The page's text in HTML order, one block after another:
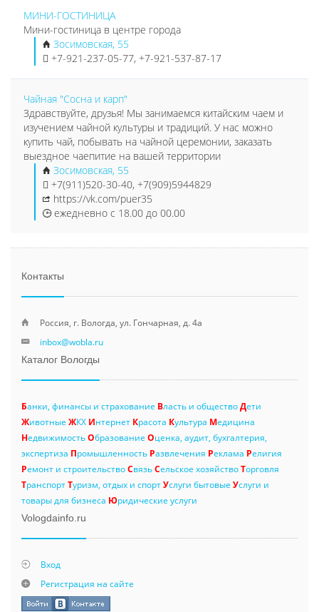
МИНИ-ГОСТИНИЦА
Мини-гостиница в центре города
Зосимовская, 55
+7-921-237-05-77, +7-921-537-87-17
Чайная "Сосна и карп"
Здравствуйте, друзья! Мы занимаемся китайским чаем и
изучением чайной культуры и традиций. У нас можно
купить чай, побывать на чайной церемонии, заказать
выездное чаепитие на вашей территории
Зосимовская, 55
+7(911)520-30-40, +7(909)5944829
https://vk.com/puer35
ежедневно с 18.00 до 00.00
Контакты
Россия, г. Вологда, ул. Гончарная, д. 4а
inbox@wobla.ru
Каталог Вологды
Банки, финансы и страхование Власть и обществоДети
Животные ЖКХ Интернет Красота Культура Медицина
НедвижимостьОбразование Оценка, аудит, бухгалтерия,
экспертиза Промышленность Развлечения Реклама Религия
Ремонт и строительствоСвязьСельское хозяйствоТорговля
ТранспортТуризм, отдых и спортУслуги бытовые Услуги и
товары для бизнеса Юридические услуги
Vologdainfo.ru
Вход
Регистрация на сайте